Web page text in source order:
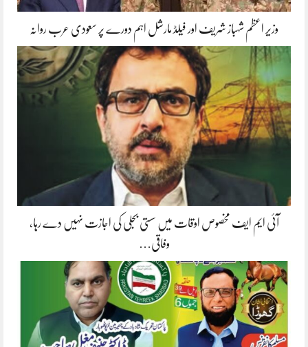
وزیر اعظم شہباز شریف اور فیلڈ مارشل اہم دورے پر سعودی عرب روانہ
آئی ایم ایف مخصوص اوقات میں سستی بجلی کی اجازت نہیں دے رہا،
وفاقی…